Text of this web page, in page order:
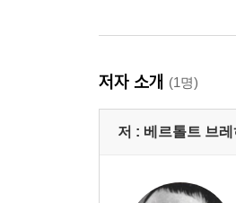
저자 소개 (1명)
저 : 베르톨트 브